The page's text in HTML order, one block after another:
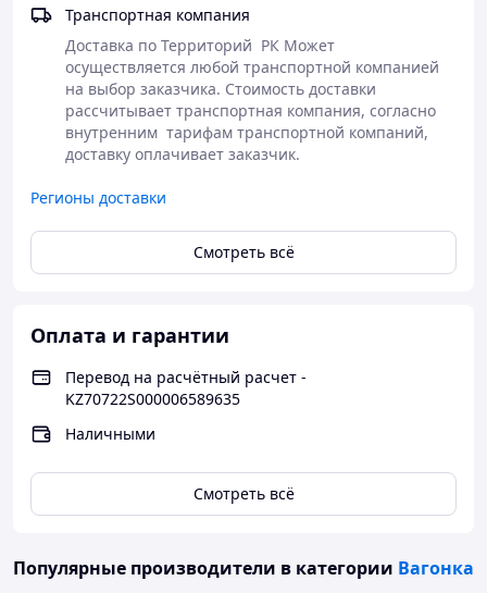
Транспортная компания
Доставка по Территорий  РК Может
осуществляется любой транспортной компанией
на выбор заказчика. Стоимость доставки
рассчитывает транспортная компания, согласно
внутренним  тарифам транспортной компаний,
доставку оплачивает заказчик.
Регионы доставки
Смотреть всё
Оплата и гарантии
Перевод на расчётный расчет -
KZ70722S000006589635
Наличными
Смотреть всё
Популярные производители в категории Вагонка